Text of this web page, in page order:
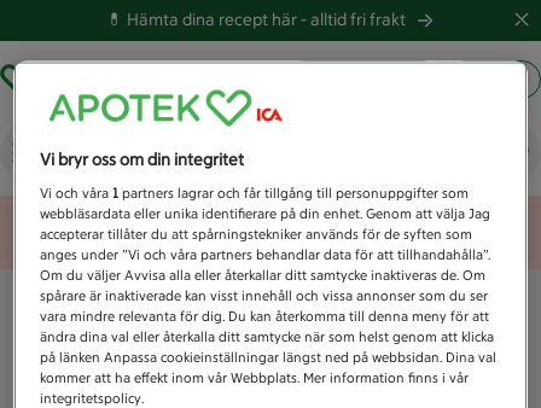
💊 Hämta dina recept här -alltid fri frakt
Vad letar du efter idag?
Unknown error
Vi bryr oss om din integritet
Vi och våra1 partners lagrar och får tillgång till personuppgifter som
webbläsardata eller unika identifierare på din enhet. Genom att välja Jag
accepterar tillåter du att spårningstekniker används för de syften som
anges under ”Vi och våra partners behandlar data för att tillhandahålla”.
Om du väljer Avvisa alla eller återkallar ditt samtycke inaktiveras de. Om
spårare är inaktiverade kan visst innehåll och vissa annonser som du ser
vara mindre relevanta för dig. Du kan återkomma till denna meny för att
ändra dina val eller återkalla ditt samtycke när som helst genom att klicka
på länken Anpassa cookieinställningar längst ned på webbsidan. Dina val
kommer att ha effekt inom vår Webbplats. Mer information finns i vår
integritetspolicy.